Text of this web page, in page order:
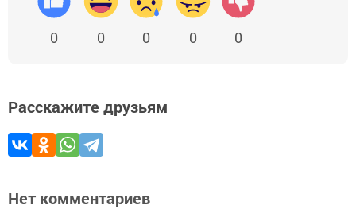
0 0 0 0 0
Расскажите друзьям
Нет комментариев